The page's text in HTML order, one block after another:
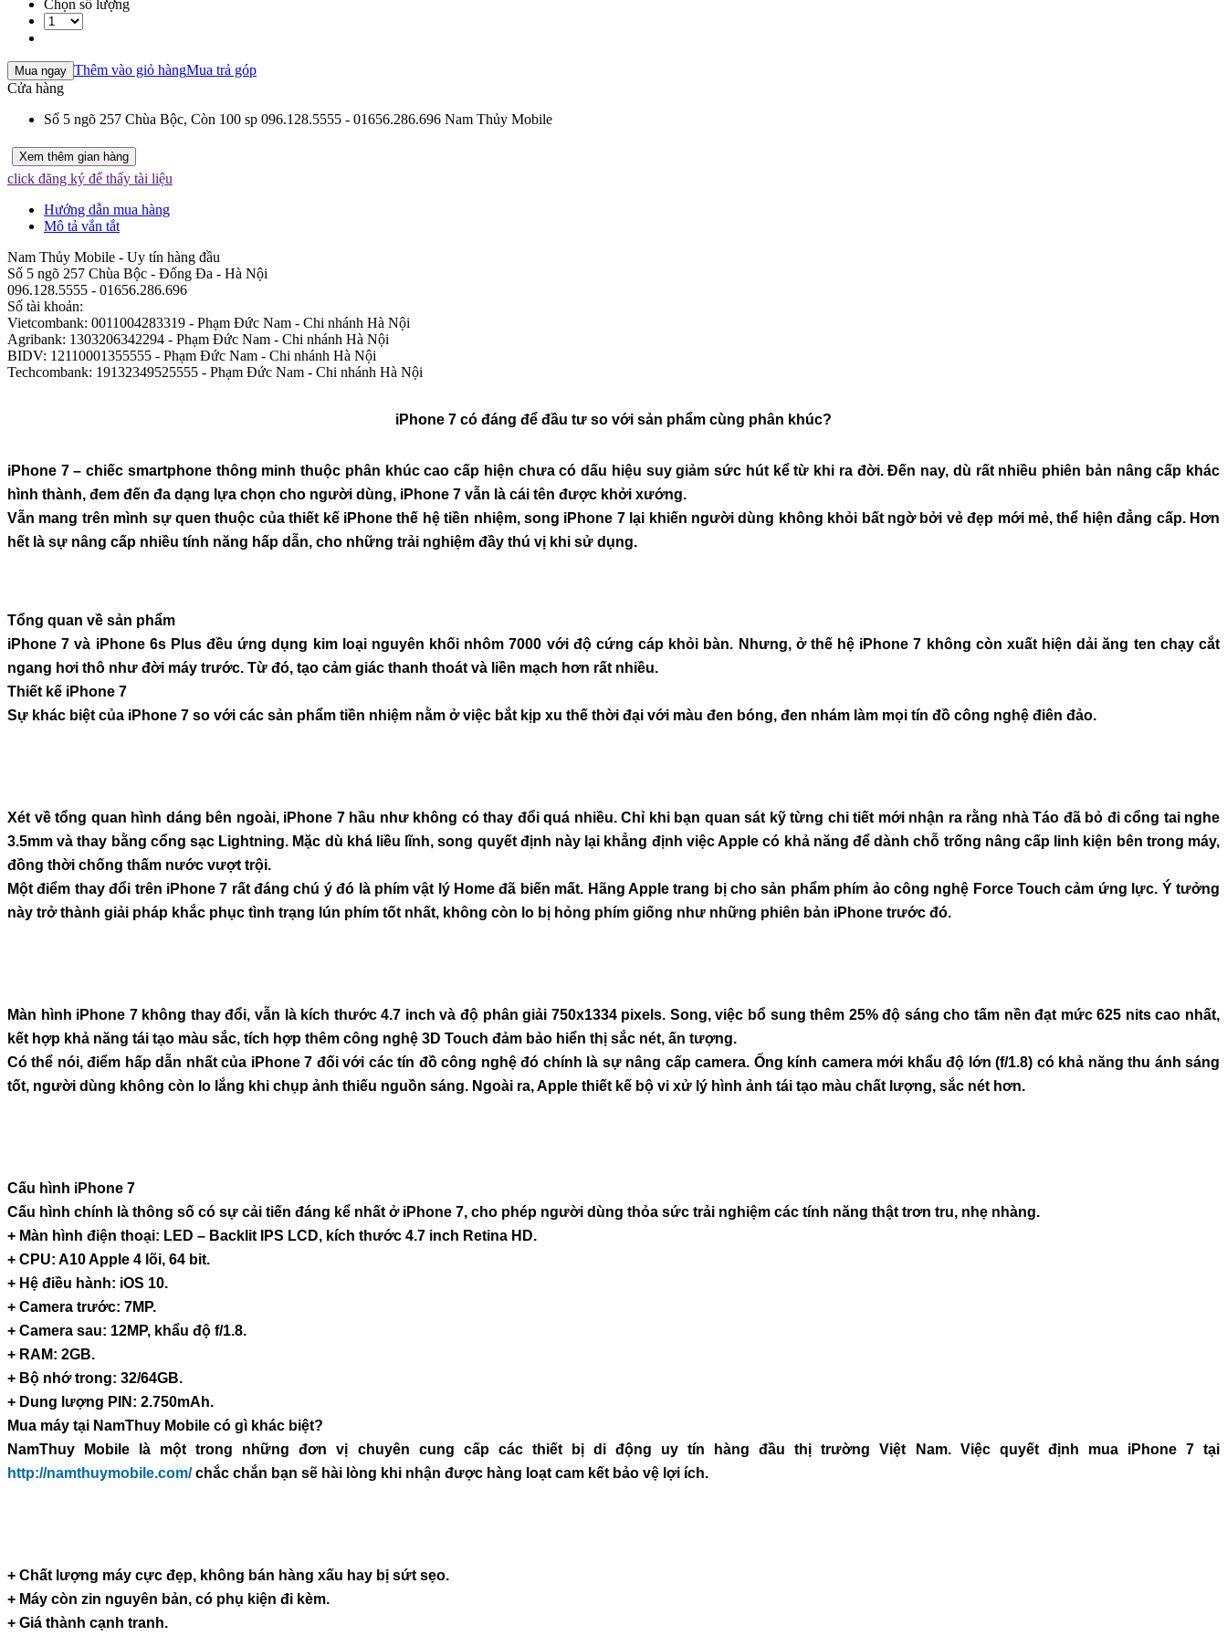
Chọn số lượng
Mua ngay Thêm vào giỏ hàngMua trả góp
Cửa hàng
Số 5 ngõ 257 Chùa Bộc, Còn 100 sp 096.128.5555 - 01656.286.696 Nam Thủy Mobile
Xem thêm gian hàng
click đăng ký để thấy tài liệu
Hướng dẫn mua hàng
Mô tả vắn tắt
Nam Thủy Mobile - Uy tín hàng đầu
Số 5 ngõ 257 Chùa Bộc - Đống Đa - Hà Nội
096.128.5555 - 01656.286.696
Số tài khoản:
Vietcombank: 0011004283319 - Phạm Đức Nam - Chi nhánh Hà Nội
Agribank: 1303206342294 - Phạm Đức Nam - Chi nhánh Hà Nội
BIDV: 12110001355555 - Phạm Đức Nam - Chi nhánh Hà Nội
Techcombank: 19132349525555 - Phạm Đức Nam - Chi nhánh Hà Nội
iPhone 7 có đáng để đầu tư so với sản phẩm cùng phân khúc?
iPhone 7 – chiếc smartphone thông minh thuộc phân khúc cao cấp hiện chưa có dấu hiệu suy giảm sức hút kể từ khi ra đời. Đến nay, dù rất nhiều phiên bản nâng cấp khác
hình thành, đem đến đa dạng lựa chọn cho người dùng, iPhone 7 vẫn là cái tên được khởi xướng.
Vẫn mang trên mình sự quen thuộc của thiết kế iPhone thế hệ tiền nhiệm, song iPhone 7 lại khiến người dùng không khỏi bất ngờ bởi vẻ đẹp mới mẻ, thể hiện đẳng cấp. Hơn
hết là sự nâng cấp nhiều tính năng hấp dẫn, cho những trải nghiệm đầy thú vị khi sử dụng.
Tổng quan về sản phẩm
iPhone 7 và iPhone 6s Plus đều ứng dụng kim loại nguyên khối nhôm 7000 với độ cứng cáp khỏi bàn. Nhưng, ở thế hệ iPhone 7 không còn xuất hiện dải ăng ten chạy cắt
ngang hơi thô như đời máy trước. Từ đó, tạo cảm giác thanh thoát và liền mạch hơn rất nhiều.
Thiết kế iPhone 7
Sự khác biệt của iPhone 7 so với các sản phẩm tiền nhiệm nằm ở việc bắt kịp xu thế thời đại với màu đen bóng, đen nhám làm mọi tín đồ công nghệ điên đảo.
Xét về tổng quan hình dáng bên ngoài, iPhone 7 hầu như không có thay đổi quá nhiều. Chỉ khi bạn quan sát kỹ từng chi tiết mới nhận ra rằng nhà Táo đã bỏ đi cổng tai nghe
3.5mm và thay bằng cổng sạc Lightning. Mặc dù khá liều lĩnh, song quyết định này lại khẳng định việc Apple có khả năng để dành chỗ trống nâng cấp linh kiện bên trong máy,
đồng thời chống thấm nước vượt trội.
Một điểm thay đổi trên iPhone 7 rất đáng chú ý đó là phím vật lý Home đã biến mất. Hãng Apple trang bị cho sản phẩm phím ảo công nghệ Force Touch cảm ứng lực. Ý tưởng
này trở thành giải pháp khắc phục tình trạng lún phím tốt nhất, không còn lo bị hỏng phím giống như những phiên bản iPhone trước đó.
Màn hình iPhone 7 không thay đổi, vẫn là kích thước 4.7 inch và độ phân giải 750x1334 pixels. Song, việc bổ sung thêm 25% độ sáng cho tấm nền đạt mức 625 nits cao nhất,
kết hợp khả năng tái tạo màu sắc, tích hợp thêm công nghệ 3D Touch đảm bảo hiển thị sắc nét, ấn tượng.
Có thể nói, điểm hấp dẫn nhất của iPhone 7 đối với các tín đồ công nghệ đó chính là sự nâng cấp camera. Ống kính camera mới khẩu độ lớn (f/1.8) có khả năng thu ánh sáng
tốt, người dùng không còn lo lắng khi chụp ảnh thiếu nguồn sáng. Ngoài ra, Apple thiết kế bộ vi xử lý hình ảnh tái tạo màu chất lượng, sắc nét hơn.
Cấu hình iPhone 7
Cấu hình chính là thông số có sự cải tiến đáng kể nhất ở iPhone 7, cho phép người dùng thỏa sức trải nghiệm các tính năng thật trơn tru, nhẹ nhàng.
+ Màn hình điện thoại: LED – Backlit IPS LCD, kích thước 4.7 inch Retina HD.
+ CPU: A10 Apple 4 lõi, 64 bit.
+ Hệ điều hành: iOS 10.
+ Camera trước: 7MP.
+ Camera sau: 12MP, khẩu độ f/1.8.
+ RAM: 2GB.
+ Bộ nhớ trong: 32/64GB.
+ Dung lượng PIN: 2.750mAh.
Mua máy tại NamThuy Mobile có gì khác biệt?
NamThuy Mobile là một trong những đơn vị chuyên cung cấp các thiết bị di động uy tín hàng đầu thị trường Việt Nam. Việc quyết định mua iPhone 7 tại
http://namthuymobile.com/chắc chắn bạn sẽ hài lòng khi nhận được hàng loạt cam kết bảo vệ lợi ích.
+ Chất lượng máy cực đẹp, không bán hàng xấu hay bị sứt sẹo.
+ Máy còn zin nguyên bản, có phụ kiện đi kèm.
+ Giá thành cạnh tranh.